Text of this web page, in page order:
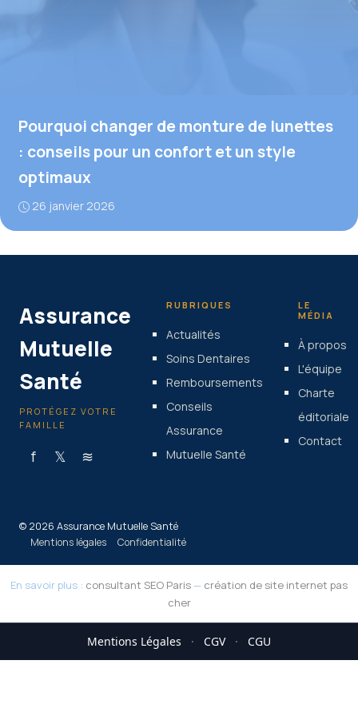
Pourquoi changer de monture de lunettes
: conseils pour un confort et un style
optimaux
26 janvier 2026
Assurance
Mutuelle
Santé
PROTÉGEZ VOTRE
FAMILLE
f 𝕏 ≋
RUBRIQUES
Actualités
Soins Dentaires
Remboursements
Conseils
Assurance
Mutuelle Santé
LE
MÉDIA
À propos
L'équipe
Charte
éditoriale
Contact
© 2026 Assurance Mutuelle Santé
Mentions légales
Confidentialité
En savoir plus : consultant SEO Paris — création de site internet pas
cher
Mentions Légales · CGV · CGU